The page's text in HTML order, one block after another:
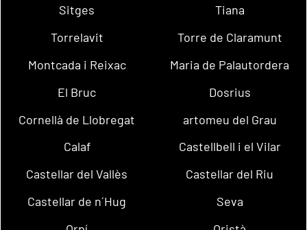
Sitges
Tiana
Torrelavit
Torre de Claramunt
Montcada i Reixac
Maria de Palautordera
El Bruc
Dosrius
Cornellà de Llobregat
artomeu del Grau
Calaf
Castellbell i el Vilar
Castellar del Vallès
Castellar del Riu
Castellar de n´Hug
Seva